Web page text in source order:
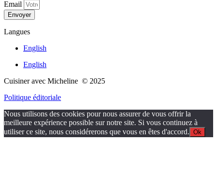
Email
Envoyer
Langues
English
English
Cuisiner avec Micheline © 2025
Politique éditoriale
Nous utilisons des cookies pour nous assurer de vous offrir la
meilleure expérience possible sur notre site. Si vous continuez à
utiliser ce site, nous considérerons que vous en êtes d'accord. Ok